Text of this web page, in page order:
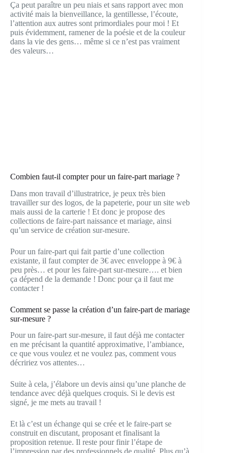
Ça peut paraître un peu niais et sans rapport avec mon
activité mais la bienveillance, la gentillesse, l’écoute,
l’attention aux autres sont primordiales pour moi ! Et
puis évidemment, ramener de la poésie et de la couleur
dans la vie des gens… même si ce n’est pas vraiment
des valeurs…
Combien faut-il compter pour un faire-part mariage ?
Dans mon travail d’illustratrice, je peux très bien
travailler sur des logos, de la papeterie, pour un site web
mais aussi de la carterie ! Et donc je propose des
collections de faire-part naissance et mariage, ainsi
qu’un service de création sur-mesure.
Pour un faire-part qui fait partie d’une collection
existante, il faut compter de 3€ avec enveloppe à 9€ à
peu près… et pour les faire-part sur-mesure…. et bien
ça dépend de la demande ! Donc pour ça il faut me
contacter !
Comment se passe la création d’un faire-part de mariage
sur-mesure ?
Pour un faire-part sur-mesure, il faut déjà me contacter
en me précisant la quantité approximative, l’ambiance,
ce que vous voulez et ne voulez pas, comment vous
décririez vos attentes…
Suite à cela, j’élabore un devis ainsi qu’une planche de
tendance avec déjà quelques croquis. Si le devis est
signé, je me mets au travail !
Et là c’est un échange qui se crée et le faire-part se
construit en discutant, proposant et finalisant la
proposition retenue. Il reste pour finir l’étape de